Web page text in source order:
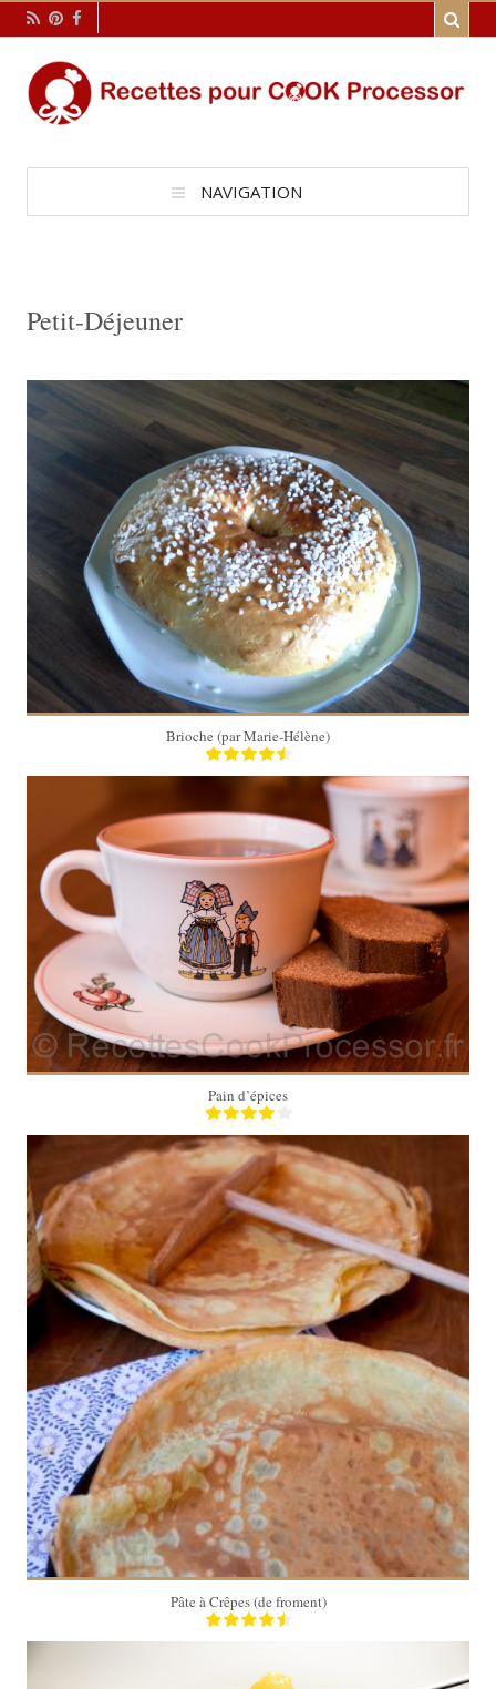
NAVIGATION
Petit-Déjeuner
4 personnes
16 Min
Brioche (par Marie-Hélène)
1 cake
60 Min
Pain d’épices
Pâte à Crêpes (de froment)